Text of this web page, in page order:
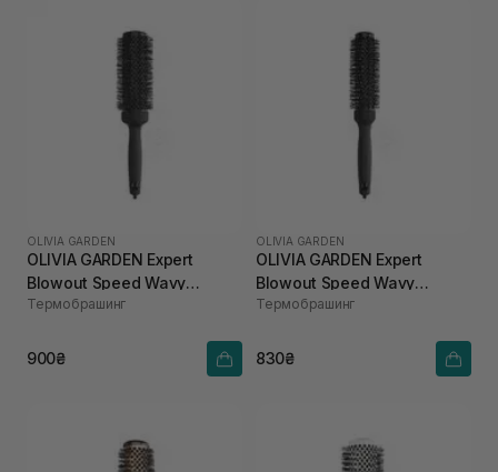
OLIVIA GARDEN
OLIVIA GARDEN Expert
Blowout Speed Wavy
Bristles Black Label 45 мм
Термобрашинг
900₴
OLIVIA GARDEN
OLIVIA GARDEN Expert
Blowout Speed Wavy
Bristles Black Label 35 мм
Термобрашинг
830₴